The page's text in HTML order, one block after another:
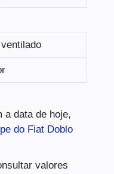
a data de hoje,
do Fiat Doblo
valores